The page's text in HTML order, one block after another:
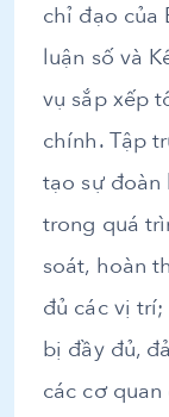
chỉ đạo của
luận số và
vụ sắp xếp
chính. Tập
tạo sự
trong quá
soát, hoàn
đủ các vị
bị đầy đủ,
các cơ